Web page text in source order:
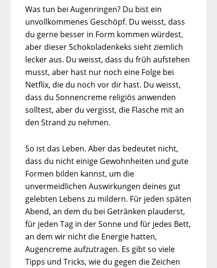
Was tun bei Augenringen? Du bist ein
unvollkommenes Geschöpf. Du weisst, dass
du gerne besser in Form kommen würdest,
aber dieser Schokoladenkeks sieht ziemlich
lecker aus. Du weisst, dass du früh aufstehen
musst, aber hast nur noch eine Folge bei
Netflix, die du noch vor dir hast. Du weisst,
dass du Sonnencreme religiös anwenden
solltest, aber du vergisst, die Flasche mit an
den Strand zu nehmen.
So ist das Leben. Aber das bedeutet nicht,
dass du nicht einige Gewohnheiten und gute
Formen bilden kannst, um die
unvermeidlichen Auswirkungen deines gut
gelebten Lebens zu mildern. Für jeden späten
Abend, an dem du bei Getränken plauderst,
für jeden Tag in der Sonne und für jedes Bett,
an dem wir nicht die Energie hatten,
Augencreme aufzutragen. Es gibt so viele
Tipps und Tricks, wie du gegen die Zeichen